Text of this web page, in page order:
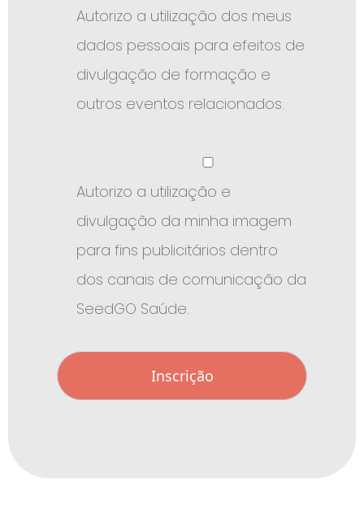
Autorizo a utilização dos meus
dados pessoais para efeitos de
divulgação de formação e
outros eventos relacionados.
Autorizo a utilização e
divulgação da minha imagem
para fins publicitários dentro
dos canais de comunicação da
SeedGO Saúde.